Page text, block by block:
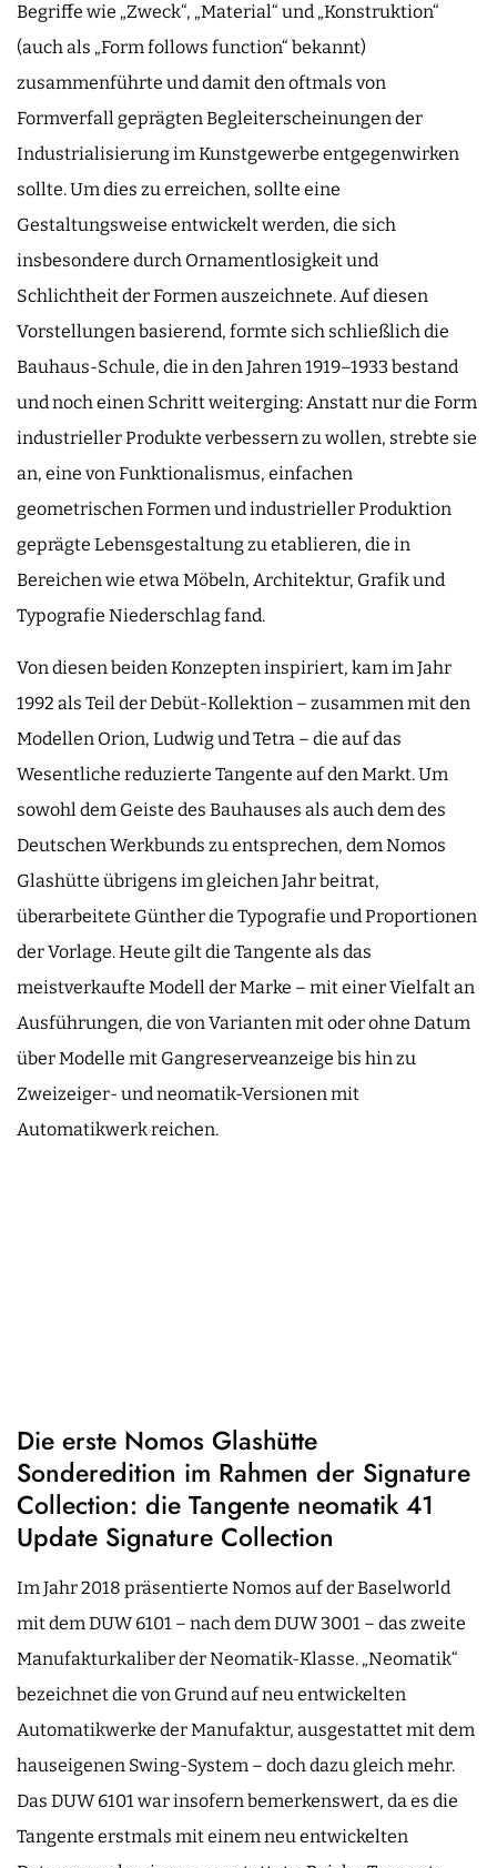
Begriffe wie „Zweck“, „Material“ und „Konstruktion“
(auch als „Form follows function“ bekannt)
zusammenführte und damit den oftmals von
Formverfall geprägten Begleiterscheinungen der
Industrialisierung im Kunstgewerbe entgegenwirken
sollte. Um dies zu erreichen, sollte eine
Gestaltungsweise entwickelt werden, die sich
insbesondere durch Ornamentlosigkeit und
Schlichtheit der Formen auszeichnete. Auf diesen
Vorstellungen basierend, formte sich schließlich die
Bauhaus-Schule, die in den Jahren 1919–1933 bestand
und noch einen Schritt weiterging: Anstatt nur die Form
industrieller Produkte verbessern zu wollen, strebte sie
an, eine von Funktionalismus, einfachen
geometrischen Formen und industrieller Produktion
geprägte Lebensgestaltung zu etablieren, die in
Bereichen wie etwa Möbeln, Architektur, Grafik und
Typografie Niederschlag fand.
Von diesen beiden Konzepten inspiriert, kam im Jahr
1992 als Teil der Debüt-Kollektion – zusammen mit den
Modellen Orion, Ludwig und Tetra – die auf das
Wesentliche reduzierte Tangente auf den Markt. Um
sowohl dem Geiste des Bauhauses als auch dem des
Deutschen Werkbunds zu entsprechen, dem Nomos
Glashütte übrigens im gleichen Jahr beitrat,
überarbeitete Günther die Typografie und Proportionen
der Vorlage. Heute gilt die Tangente als das
meistverkaufte Modell der Marke – mit einer Vielfalt an
Ausführungen, die von Varianten mit oder ohne Datum
über Modelle mit Gangreserveanzeige bis hin zu
Zweizeiger- und neomatik-Versionen mit
Automatikwerk reichen.
Die erste Nomos Glashütte
Sonderedition im Rahmen der Signature
Collection: die Tangente neomatik 41
Update Signature Collection
Im Jahr 2018 präsentierte Nomos auf der Baselworld
mit dem DUW 6101 – nach dem DUW 3001 – das zweite
Manufakturkaliber der Neomatik-Klasse. „Neomatik“
bezeichnet die von Grund auf neu entwickelten
Automatikwerke der Manufaktur, ausgestattet mit dem
hauseigenen Swing-System – doch dazu gleich mehr.
Das DUW 6101 war insofern bemerkenswert, da es die
Tangente erstmals mit einem neu entwickelten